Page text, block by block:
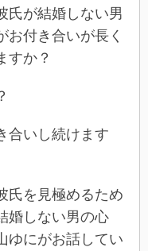
氏が結婚しない男
付き合いが長く
すか？
合いし続けます
氏を見極めるため
婚しない男の心
ゆにがお話してい